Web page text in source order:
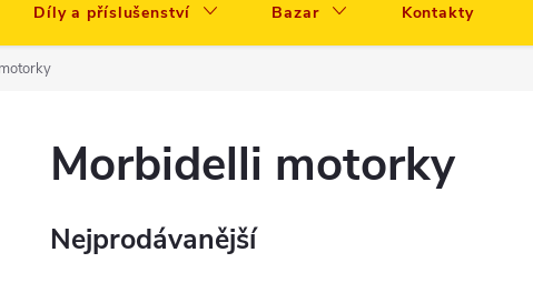
Díly a příslušenství Bazar Kontakty
Morbidelli motorky
Nejprodávanější